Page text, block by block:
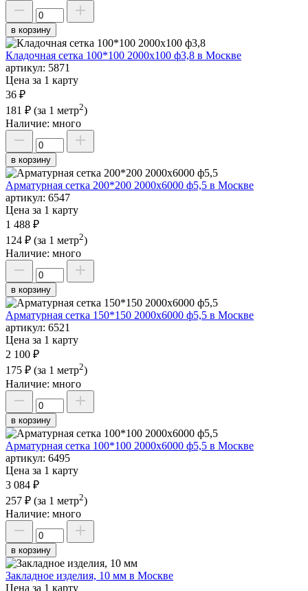
в корзину
Кладочная сетка 100*100 2000х100 ф3,8 в Москве
артикул: 5871
Цена за 1 карту
36 ₽
181 ₽ (за 1 метр2)
Наличие: много
в корзину
Арматурная сетка 200*200 2000х6000 ф5,5 в Москве
артикул: 6547
Цена за 1 карту
1 488 ₽
124 ₽ (за 1 метр2)
Наличие: много
в корзину
Арматурная сетка 150*150 2000х6000 ф5,5 в Москве
артикул: 6521
Цена за 1 карту
2 100 ₽
175 ₽ (за 1 метр2)
Наличие: много
в корзину
Арматурная сетка 100*100 2000х6000 ф5,5 в Москве
артикул: 6495
Цена за 1 карту
3 084 ₽
257 ₽ (за 1 метр2)
Наличие: много
в корзину
Закладное изделия, 10 мм в Москве
Цена за 1 карту